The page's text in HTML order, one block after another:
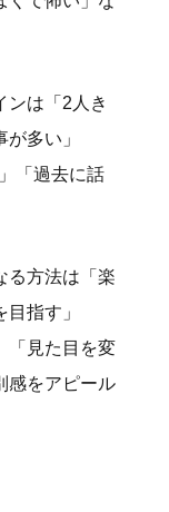
ンは「2人き
多い」
「過去に話
る方法は「楽
指す」
「見た目を変
感をアピール